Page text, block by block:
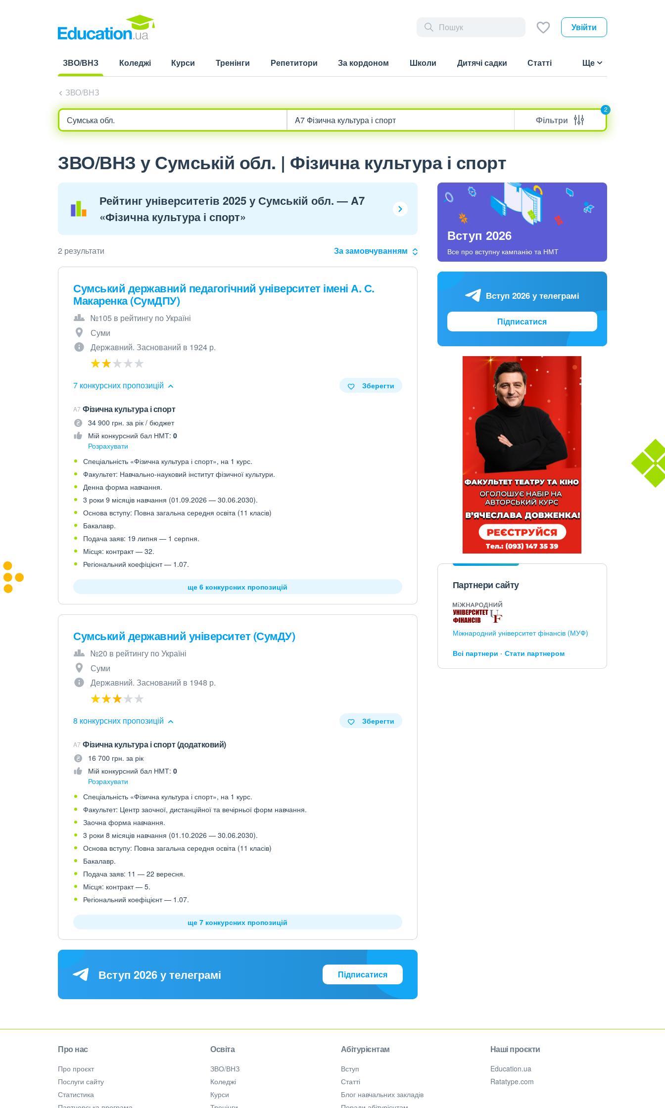
Увійти
ЗВО/ВНЗ
Коледжі Курси Тренінги Репетитори За кордоном Школи Дитячі садки Статті Ще
ЗВО/ВНЗ
Фільтри
2
ЗВО/ВНЗ у Сумській обл. | Фізична культура і спорт
Рейтинг університетів 2025 у Сумській обл. — A7
«Фізична культура і спорт»
2 результати За замовчуванням
Сумський державний педагогічний університет імені А. С.
Макаренка (СумДПУ)
№105 в рейтингу по Україні
Суми
Державний. Заснований в 1924 р.
7 конкурсних пропозицій Зберегти
A7 Фізична культура і спорт
34 900 грн. за рік / бюджет
Мій конкурсний бал НМТ: 0
Розрахувати
Спеціальність «Фізична культура і спорт», на 1 курс.
Факультет: Навчально-науковий інститут фізичної культури.
Денна форма навчання.
3 роки 9 місяців навчання (01.09.2026 — 30.06.2030).
Основа вступу: Повна загальна середня освіта (11 класів)
Бакалавр.
Подача заяв: 19 липня — 1 серпня.
Місця: контракт — 32.
Регіональний коефіцієнт — 1.07.
ще 6 конкурсних пропозицій
Сумський державний університет (СумДУ)
№20 в рейтингу по Україні
Суми
Державний. Заснований в 1948 р.
8 конкурсних пропозицій Зберегти
A7 Фізична культура і спорт (додатковий)
16 700 грн. за рік
Мій конкурсний бал НМТ: 0
Розрахувати
Спеціальність «Фізична культура і спорт», на 1 курс.
Факультет: Центр заочної, дистанційної та вечірньої форм навчання.
Заочна форма навчання.
3 роки 8 місяців навчання (01.10.2026 — 30.06.2030).
Основа вступу: Повна загальна середня освіта (11 класів)
Бакалавр.
Подача заяв: 11 — 22 вересня.
Місця: контракт — 5.
Регіональний коефіцієнт — 1.07.
ще 7 конкурсних пропозицій
Вступ 2026 у телеграмі Підписатися
Вступ 2026
Все про вступну кампанію та НМТ
Вступ 2026 у телеграмі
Підписатися
Партнери сайту
Міжнародний університет фінансів (МУФ)
Всі партнери Стати партнером
Про нас
Про проєкт
Послуги сайту
Статистика
Освіта
ЗВО/ВНЗ
Коледжі
Курси
Абітурієнтам
Вступ
Статті
Блог навчальних закладів
Наші проєкти
Education.ua
Ratatype.com